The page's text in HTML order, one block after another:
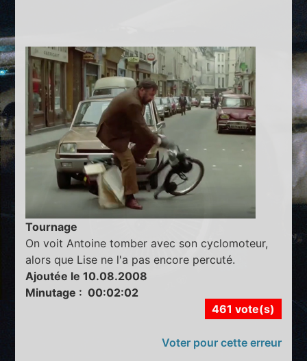
Tournage
On voit Antoine tomber avec son cyclomoteur,
alors que Lise ne l'a pas encore percuté.
Ajoutée le 10.08.2008
Minutage : 00:02:02
461 vote(s)
Voter pour cette erreur